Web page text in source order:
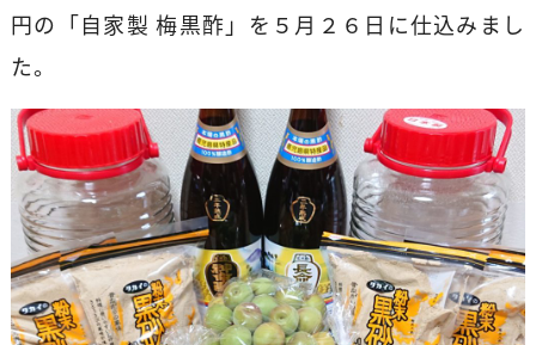
円の「自家製 梅黒酢」を５月２６日に仕込みまし
た。